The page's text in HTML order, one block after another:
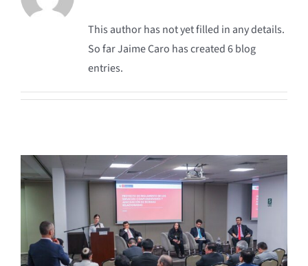
This author has not yet filled in any details.
So far Jaime Caro has created 6 blog
entries.